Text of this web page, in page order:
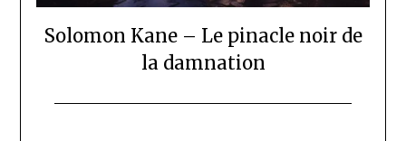
Solomon Kane – Le pinacle noir de
la damnation